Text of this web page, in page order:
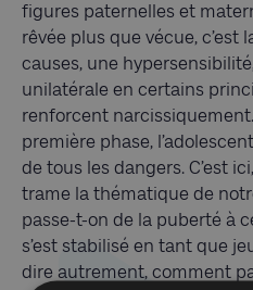
figures paternelles et
rêvée plus que vécue, c’est
causes, une
unilatérale en certains
renforcent
première phase,
de tous les dangers. C’est
trame la thématique de
passe-t-on de la puberté à
s’est stabilisé en tant que
dire autrement, comment